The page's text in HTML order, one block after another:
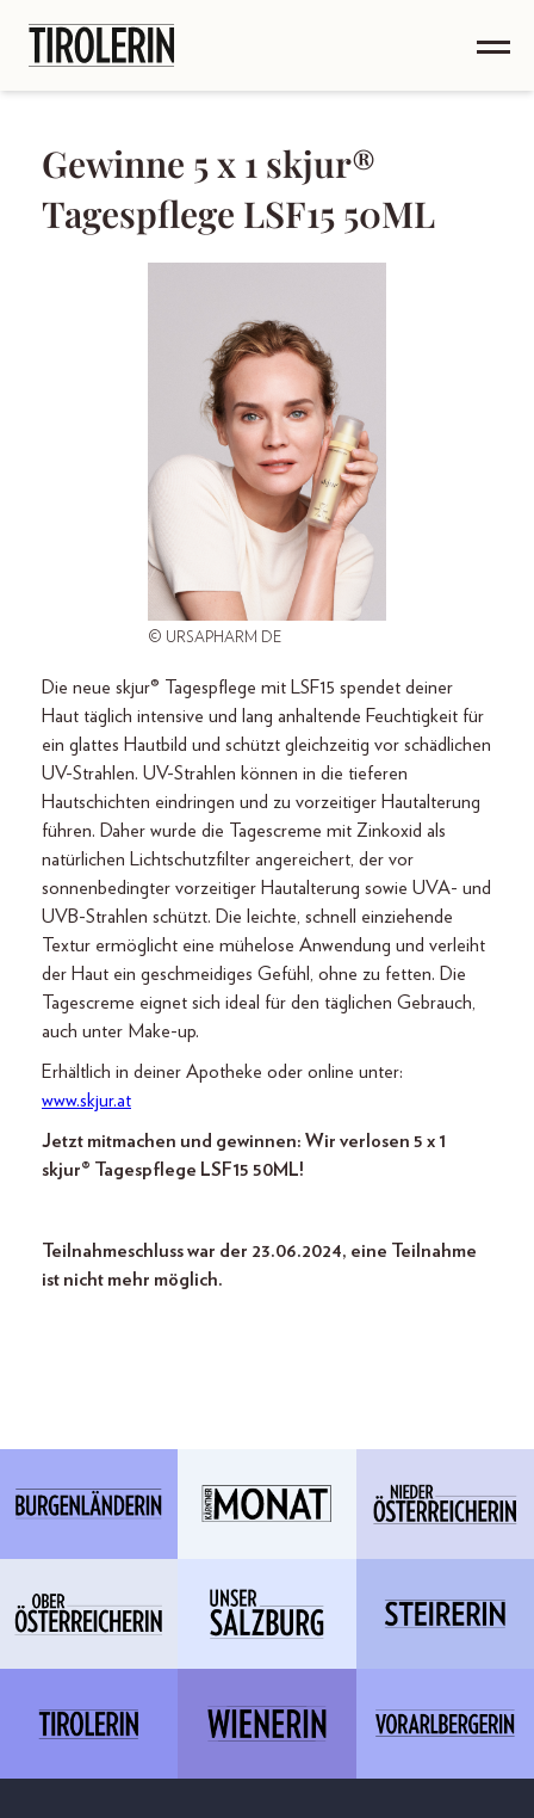
Gewinne 5 x 1 skjur®
Tagespflege LSF15 50ML
© URSAPHARM DE
Die neue skjur® Tagespflege mit LSF15 spendet deiner
Haut täglich intensive und lang anhaltende Feuchtigkeit für
ein glattes Hautbild und schützt gleichzeitig vor schädlichen
UV-Strahlen. UV-Strahlen können in die tieferen
Hautschichten eindringen und zu vorzeitiger Hautalterung
führen. Daher wurde die Tagescreme mit Zinkoxid als
natürlichen Lichtschutzfilter angereichert, der vor
sonnenbedingter vorzeitiger Hautalterung sowie UVA- und
UVB-Strahlen schützt. Die leichte, schnell einziehende
Textur ermöglicht eine mühelose Anwendung und verleiht
der Haut ein geschmeidiges Gefühl, ohne zu fetten. Die
Tagescreme eignet sich ideal für den täglichen Gebrauch,
auch unter Make-up.
Erhältlich in deiner Apotheke oder online unter:
www.skjur.at
Jetzt mitmachen und gewinnen: Wir verlosen 5 x 1
skjur® Tagespflege LSF15 50ML!
Teilnahmeschluss war der 23.06.2024, eine Teilnahme
ist nicht mehr möglich.